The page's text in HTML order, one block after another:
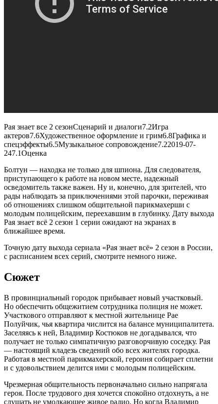
Рая знает все 2 сезонСценарий и диалоги7.2Игра
актеров7.6Художественное оформление и грим6.8Графика и
спецэффекты6.5Музыкальное сопровождение7.22019-07-
247.1Оценка
Болтун — находка не только для шпиона. Для следователя,
приступающего к работе на новом месте, надежный
осведомитель также важен. Ну и, конечно, для зрителей, что
рады наблюдать за приключениями этой парочки, переживая
об отношениях слишком общительной парикмахерши с
молодым полицейским, переехавшим в глубинку. Дату выхода
Рая знает всё 2 сезон 1 серии ожидают на экранах в
ближайшее время.
Точную дату выхода сериала «Рая знает всё» 2 сезон в России,
с расписанием всех серий, смотрите немного ниже.
Сюжет
В провинциальный городок прибывает новый участковый.
Но обеспечить общежитием сотрудника полиция не может.
Участкового отправляют к местной жительнице Рае
Полуйчик, чья квартира числится на балансе муниципалитета.
Заселяясь к ней, Владимир Костюков не догадывался, что
получает не только симпатичную разговорчивую соседку. Рая
— настоящий кладезь сведений обо всех жителях городка.
Работая в местной парикмахерской, героиня собирает сплетни
и с удовольствием делится ими с молодым полицейским.
Чрезмерная общительность первоначально сильно напрягала
героя. После трудового дня хочется спокойно отдохнуть, а не
слушать не умолкающее живое радио. Но когда Владимир